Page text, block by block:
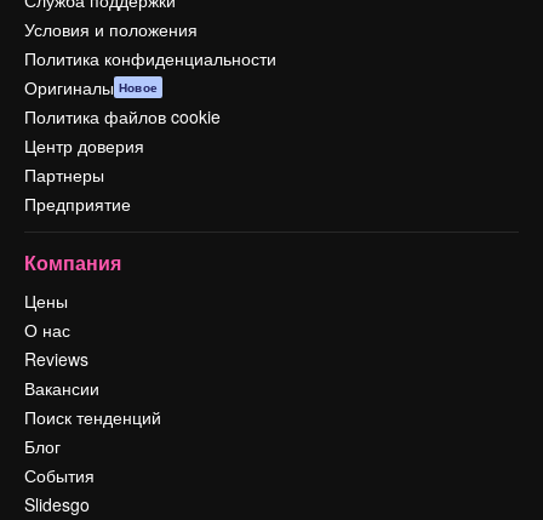
Условия и положения
Политика конфиденциальности
Оригиналы Новое
Политика файлов cookie
Центр доверия
Партнеры
Предприятие
Компания
Цены
О нас
Reviews
Вакансии
Поиск тенденций
Блог
События
Slidesgo